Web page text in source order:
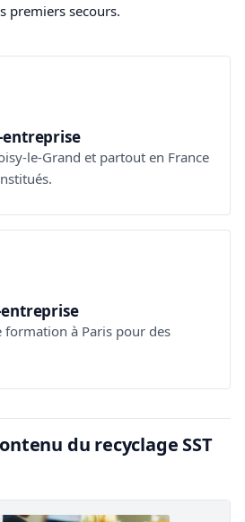
premiers secours.
entreprise
le-Grand et partout en France
entreprise
formation à Paris pour des
du recyclage SST